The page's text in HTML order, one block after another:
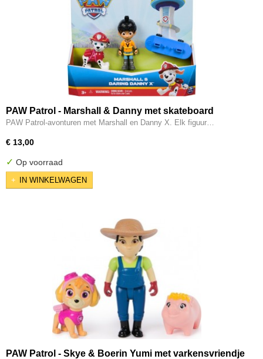
PAW Patrol - Marshall & Danny met skateboard
PAW Patrol-avonturen met Marshall en Danny X. Elk figuur…
€ 13,00
✓ Op voorraad
IN WINKELWAGEN
PAW Patrol - Skye & Boerin Yumi met varkensvriendje